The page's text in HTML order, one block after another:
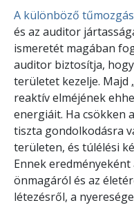
A különböző
és az auditor
ismeretét magában
auditor biztosítja,
területet kezelje. Majd
reaktív elméjének
energiáit. Ha csökken
tiszta gondolkodásra
területen, és túlélési
Ennek
önmagáról és az
létezésről, a